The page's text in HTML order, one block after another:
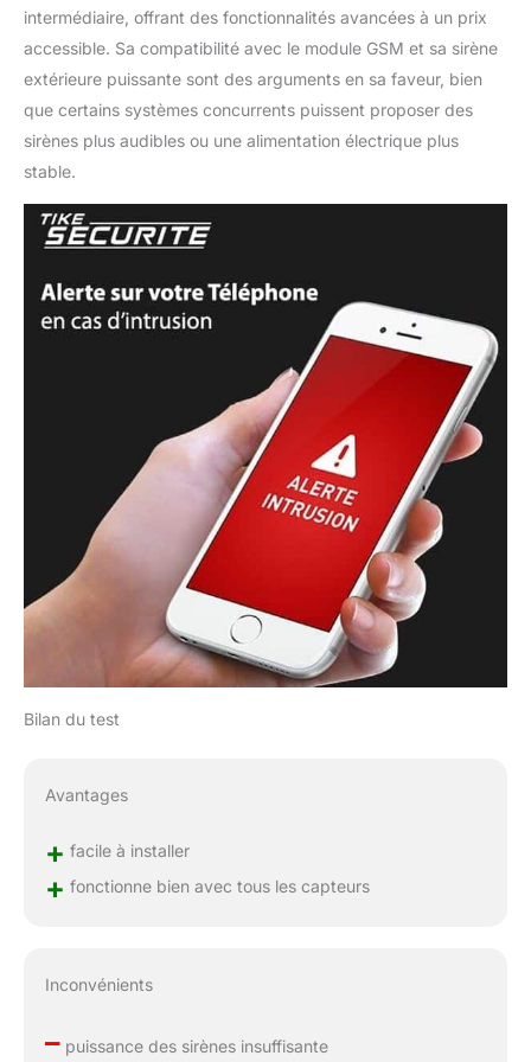
intermédiaire, offrant des fonctionnalités avancées à un prix
accessible. Sa compatibilité avec le module GSM et sa sirène
extérieure puissante sont des arguments en sa faveur, bien
que certains systèmes concurrents puissent proposer des
sirènes plus audibles ou une alimentation électrique plus
stable.
Bilan du test
Avantages
+ facile à installer
+ fonctionne bien avec tous les capteurs
Inconvénients
–puissance des sirènes insuffisante